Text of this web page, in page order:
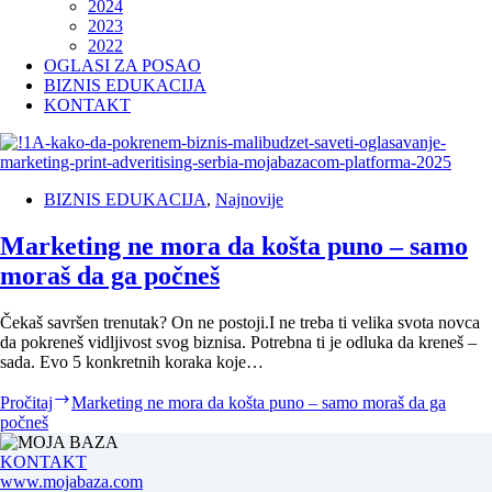
2024
2023
2022
OGLASI ZA POSAO
BIZNIS EDUKACIJA
KONTAKT
BIZNIS EDUKACIJA, Najnovije
Marketing ne mora da košta puno – samo
moraš da ga počneš
Čekaš savršen trenutak? On ne postoji.I ne treba ti velika svota novca
da pokreneš vidljivost svog biznisa. Potrebna ti je odluka da kreneš –
sada. Evo 5 konkretnih koraka koje…
Pročitaj
Marketing ne mora da košta puno – samo moraš da ga
počneš
KONTAKT
www.mojabaza.com